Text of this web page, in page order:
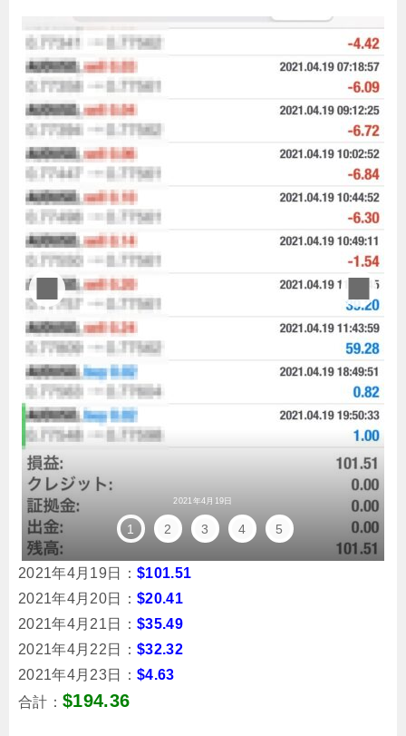
2021年4月19日
1 2 3 4 5
2021年4月19日： $101.51
2021年4月20日： $20.41
2021年4月21日： $35.49
2021年4月22日： $32.32
2021年4月23日： $4.63
合計：$194.36